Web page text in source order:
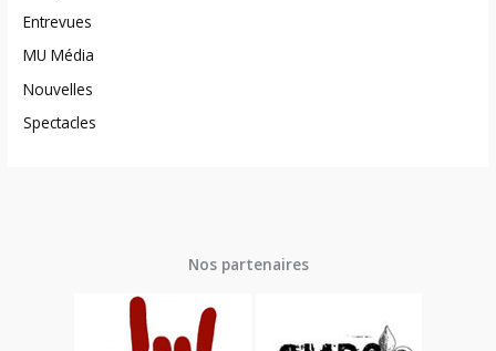
Entrevues
MU Média
Nouvelles
Spectacles
Nos partenaires